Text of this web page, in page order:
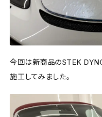
今回は新商品のSTEK
施工してみました。